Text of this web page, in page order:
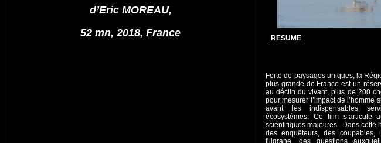
d’Eric MOREAU,
52 mn, 2018, France
RESUME
Forte de paysages uniques, la
plus grande de France est un
au déclin du vivant, plus de 200
pour mesurer l’impact de
avant les indispensables
écosystèmes. Ce film s’articule
scientifiques majeures. Dans cette
des enquêteurs, des
filigrane, des questions